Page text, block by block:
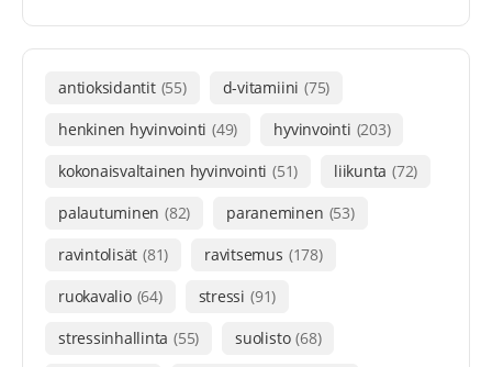
antioksidantit (55) d-vitamiini (75)
henkinen hyvinvointi (49) hyvinvointi (203)
kokonaisvaltainen hyvinvointi (51) liikunta (72)
palautuminen (82) paraneminen (53)
ravintolisät (81) ravitsemus (178)
ruokavalio (64) stressi (91)
stressinhallinta (55) suolisto (68)